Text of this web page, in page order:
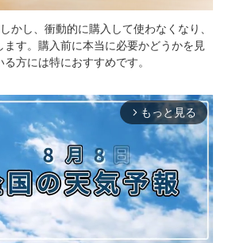
かし、衝動的に購入して使わなくなり、
す。購入前に本当に必要かどうかを見
方には特におすすめです。
arrow_forward_ios もっと見る